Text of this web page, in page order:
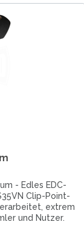
- Edles EDC-
Clip-Point-
extrem
und Nutzer.